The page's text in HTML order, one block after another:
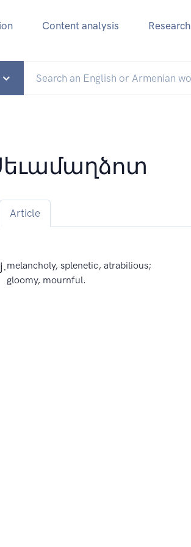
Content analysis Research
Article
melancholy, splenetic, atrabilious;
gloomy, mournful.